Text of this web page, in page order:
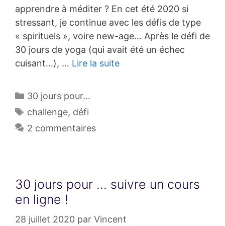
apprendre à méditer ? En cet été 2020 si
stressant, je continue avec les défis de type
« spirituels », voire new-age… Après le défi de
30 jours de yoga (qui avait été un échec
cuisant…), … Lire la suite
Catégories
30 jours pour...
Étiquettes
challenge, défi
2 commentaires
30 jours pour … suivre un cours
en ligne !
28 juillet 2020 par Vincent